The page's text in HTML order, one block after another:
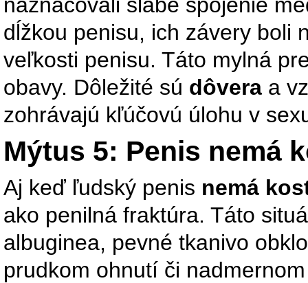
dĺžkou penisu, ich závery boli
veľkosti penisu. Táto mylná
obavy. Dôležité sú dôvera a
zohrávajú kľúčovú úlohu v
Mýtus 5: Penis nemá
Aj keď ľudský penis nemá
ako penilná fraktúra. Táto
albuginea, pevné tkanivo
prudkom ohnutí či